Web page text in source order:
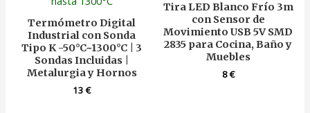
Termómetro Digital
Industrial con Sonda
Tipo K -50°C~1300°C | 3
Sondas Incluidas |
Metalurgia y Hornos
13€
Tira LED Blanco Frío 3m
con Sensor de
Movimiento USB 5V SMD
2835 para Cocina, Baño y
Muebles
8€